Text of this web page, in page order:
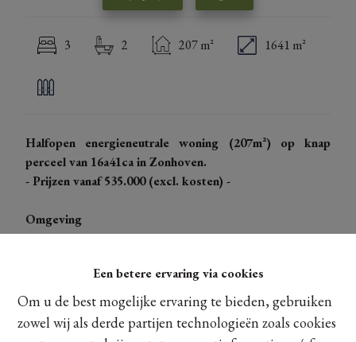
Een betere ervaring via cookies
Om u de best mogelijke ervaring te bieden, gebruiken
zowel wij als derde partijen technologieën zoals cookies
3 2 207 m² 1641 m²
Halfopen energieneutrale woning (207m²) op knap
perceel van 16a41ca in Zonhoven.
- Prijzen vanaf 535.000 (excl. kosten) -
Omgeving
Wonen in een omgeving die evenveel rust als dynamiek
Belangrijke verbindingswegen dichtbij (E313-E314).
Op enkele minuten van het vernieuwde dorpscentrum
van Zonhoven met alle faciliteiten binnen handbereik.